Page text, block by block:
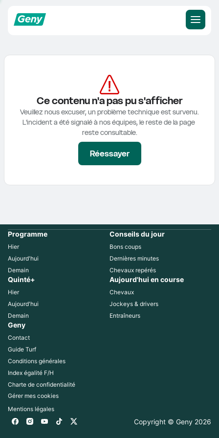
Ce contenu n'a pas pu s'afficher
Veuillez nous excuser, un problème technique est survenu.
L'incident a été signalé à nos équipes, le reste de la page
reste consultable.
Réessayer
Programme
Hier
Aujourd'hui
Demain
Conseils du jour
Bons coups
Dernières minutes
Chevaux repérés
Quinté+
Hier
Aujourd'hui
Demain
Aujourd'hui en course
Chevaux
Jockeys & drivers
Entraîneurs
Geny
Contact
Guide Turf
Conditions générales
Index égalité F/H
Charte de confidentialité
Gérer mes cookies
Mentions légales
Copyright © Geny 2026